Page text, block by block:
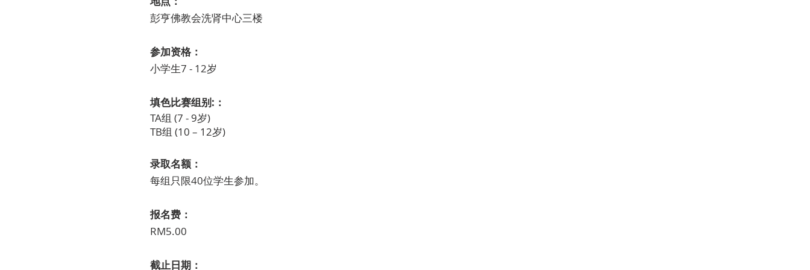
彭亨佛教会洗肾中心三楼
参加资格：
小学生7 - 12岁
填色比赛组别:：
TA组 (7 - 9岁)
TB组 (10 – 12岁)
录取名额：
每组只限40位学生参加。
报名费：
​RM5.00
截止日期：